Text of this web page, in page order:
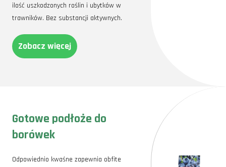
ilość uszkodzonych roślin i ubytków w
trawników. Bez substancji aktywnych.
Zobacz więcej
Gotowe podłoże do
borówek
Odpowiednio kwaśne zapewnia obfite